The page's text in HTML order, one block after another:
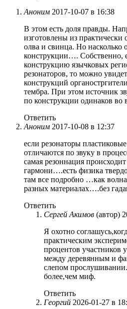
Аноним 2017-10-07 в 16:38
В этом есть доля правды.
изготовлены из практически
олва и свинца. Но насколько
конструкции…. Собственно,
конструкцию язычковых
резонаторов, то можно
конструкций
тембра. При этом источник
по конструкции одинаков во
Ответить
Аноним 2017-10-08 в 12:37
если резонаторы
отличаются по звуку в
самая резоннация
гармони….есть физика
там все подробно …как волна
разных материалах….без
Ответить
Сергей Акимов (автор)
Я охотно
практическим
процентов участников
между деревянным и
слепом
более,чем миф.
Ответить
Георгий 2026-01-27 в